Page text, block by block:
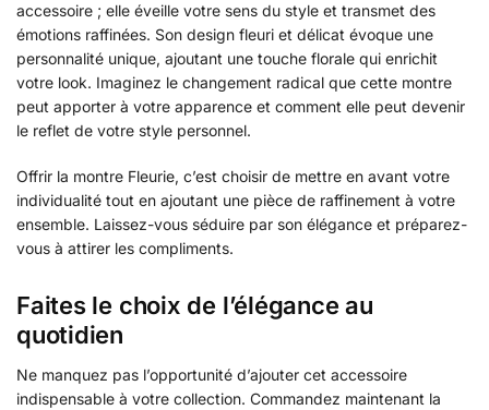
accessoire ; elle éveille votre sens du style et transmet des
émotions raffinées. Son design fleuri et délicat évoque une
personnalité unique, ajoutant une touche florale qui enrichit
votre look. Imaginez le changement radical que cette montre
peut apporter à votre apparence et comment elle peut devenir
le reflet de votre style personnel.
Offrir la montre Fleurie, c’est choisir de mettre en avant votre
individualité tout en ajoutant une pièce de raffinement à votre
ensemble. Laissez-vous séduire par son élégance et préparez-
vous à attirer les compliments.
Faites le choix de l’élégance au
quotidien
Ne manquez pas l’opportunité d’ajouter cet accessoire
indispensable à votre collection. Commandez maintenant la